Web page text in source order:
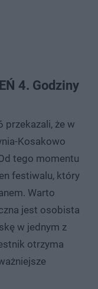
4. Godziny
przekazali, że w
Kosakowo
tego momentu
festiwalu, który
Warto
jest osobista
w jednym z
otrzyma